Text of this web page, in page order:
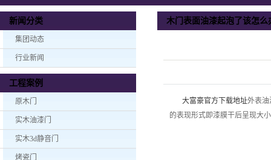
新闻分类
集团动态
行业新闻
工程案例
原木门
实木油漆门
实木3d静音门
烤瓷门
木门表面油漆起泡了该怎么
大富豪官方下载地址外表油
的表现形式即漆膜干后呈现大